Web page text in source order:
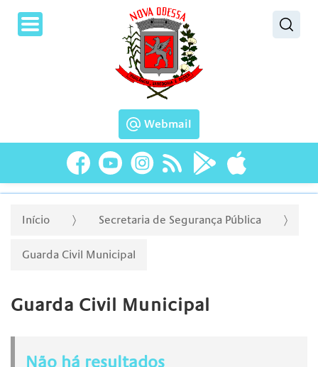
Webmail
Início Secretaria de Segurança Pública
Guarda Civil Municipal
Guarda Civil Municipal
Não há resultados